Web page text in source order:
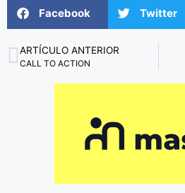
Facebook Twitter
ARTÍCULO ANTERIOR
CALL TO ACTION